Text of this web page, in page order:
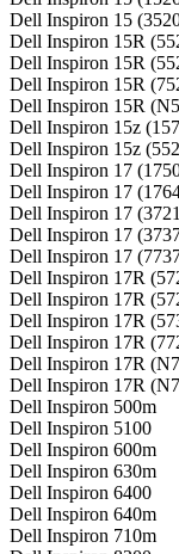
Dell Inspiron 15
Dell Inspiron 15R
Dell Inspiron 15R
Dell Inspiron 15R
Dell Inspiron 15R
Dell Inspiron 15z
Dell Inspiron 15z
Dell Inspiron 17
Dell Inspiron 17
Dell Inspiron 17
Dell Inspiron 17
Dell Inspiron 17
Dell Inspiron 17R
Dell Inspiron 17R
Dell Inspiron 17R
Dell Inspiron 17R
Dell Inspiron 17R
Dell Inspiron 17R
Dell Inspiron 500m
Dell Inspiron 5100
Dell Inspiron 600m
Dell Inspiron 630m
Dell Inspiron 6400
Dell Inspiron 640m
Dell Inspiron 710m